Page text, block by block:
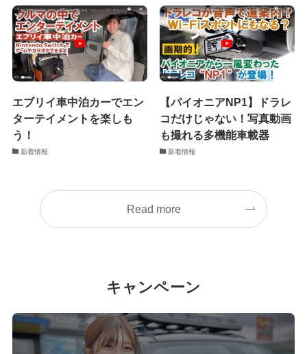
エブリイ車中泊カーでエン
ターテイメントを楽しも
う！
新着情報
【パイオニアNP1】ドラレ
コだけじゃない！写真動画
も撮れる多機能車載器
新着情報
Read more
キャンペーン